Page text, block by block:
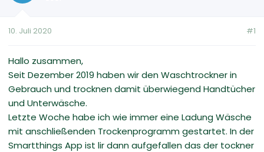
e
t
m
10. Juli 2020 #1
Hallo zusammen,
Seit Dezember 2019 haben wir den Waschtrockner in
Gebrauch und trocknen damit überwiegend Handtücher
und Unterwäsche.
Letzte Woche habe ich wie immer eine Ladung Wäsche
mit anschließenden Trockenprogramm gestartet. In der
Smartthings App ist lir dann aufgefallen das der tockner